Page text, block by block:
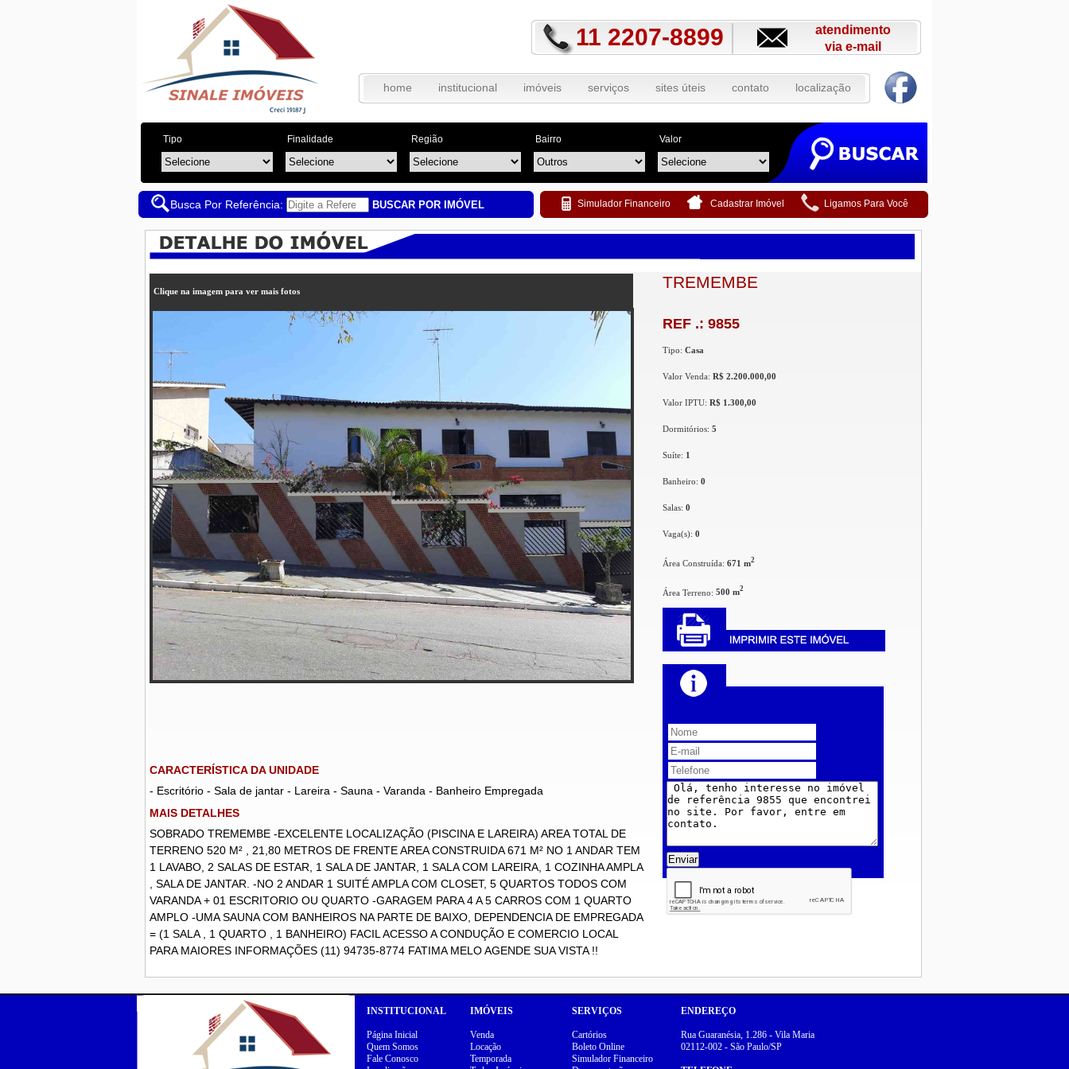
11 2207-8899
atendimento
via e-mail
home institucional imóveis serviços sites úteis contato localização
Tipo Finalidade Região Bairro Valor
Busca Por Referência: BUSCAR POR IMÓVEL Simulador Financeiro Cadastrar Imóvel Ligamos Para Você
Clique na imagem para ver mais fotos
CARACTERÍSTICA DA UNIDADE
- Escritório - Sala de jantar - Lareira - Sauna - Varanda - Banheiro Empregada
MAIS DETALHES
SOBRADO TREMEMBE -EXCELENTE LOCALIZAÇÃO (PISCINA E LAREIRA) AREA TOTAL DE
TERRENO 520 M² , 21,80 METROS DE FRENTE AREA CONSTRUIDA 671 M² NO 1 ANDAR TEM
1 LAVABO, 2 SALAS DE ESTAR, 1 SALA DE JANTAR, 1 SALA COM LAREIRA, 1 COZINHA AMPLA
, SALA DE JANTAR. -NO 2 ANDAR 1 SUITÉ AMPLA COM CLOSET, 5 QUARTOS TODOS COM
VARANDA + 01 ESCRITORIO OU QUARTO -GARAGEM PARA 4 A 5 CARROS COM 1 QUARTO
AMPLO -UMA SAUNA COM BANHEIROS NA PARTE DE BAIXO, DEPENDENCIA DE EMPREGADA
= (1 SALA , 1 QUARTO , 1 BANHEIRO) FACIL ACESSO A CONDUÇÃO E COMERCIO LOCAL
PARA MAIORES INFORMAÇÕES (11) 94735-8774 FATIMA MELO AGENDE SUA VISTA !!
TREMEMBE
REF .: 9855
Tipo: Casa
Valor Venda: R$ 2.200.000,00
Valor IPTU: R$ 1.300,00
Dormitórios: 5
Suíte: 1
Banheiro: 0
Salas: 0
Vaga(s): 0
Área Construída: 671 m2
Área Terreno: 500 m2
Enviar
INSTITUCIONAL
Página Inicial
Quem Somos
Fale Conosco
IMÓVEIS
Venda
Locação
Temporada
SERVIÇOS
Cartórios
Boleto Online
Simulador Financeiro
ENDEREÇO
Rua Guaranésia, 1.286 - Vila Maria
02112-002 - São Paulo/SP